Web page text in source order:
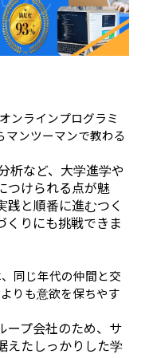
ンラインプログラミ
マンツーマンで教わる
析など、大学進学や
つけられる点が魅
と順番に進むつく
くりにも挑戦できま
同じ年代の仲間と交
りも意欲を保ちやす
ープ会社のため、サ
えたしっかりした学